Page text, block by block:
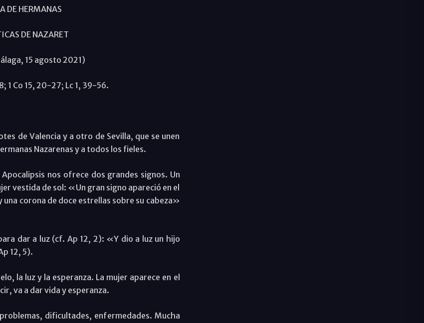
DE HERMANAS
DE NAZARET
15 agosto 2021)
1 Co 15, 20-27; Lc 1, 39-56.
de Valencia y a otro de Sevilla, que se unen
Nazarenas y a todos los fieles.
nos ofrece dos grandes signos. Un
vestida de sol: «Un gran signo apareció en el
una corona de doce estrellas sobre su cabeza»
dar a luz (cf. Ap 12, 2): «Y dio a luz un hijo
12, 5).
la luz y la esperanza. La mujer aparece en el
va a dar vida y esperanza.
dificultades, enfermedades. Mucha